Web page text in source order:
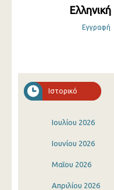
Εγγραφή
Ιστορικό
Ιουλίου 2026
Ιουνίου 2026
Μαΐου 2026
Απριλίου 2026